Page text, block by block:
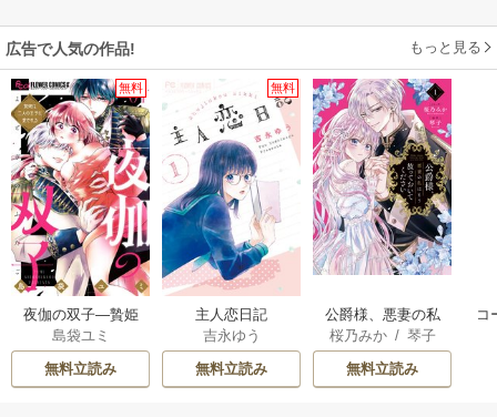
広告で人気の作品! もっと見る
無料
夜伽の双子―贄姫
は二人の王子に愛
される―
島袋ユミ
無料立読み
無料
主人恋日記
吉永ゆう
無料立読み
公爵様、悪妻の私
はもう放っておい
てください
桜乃みか/ 琴子
無料立読み
コ